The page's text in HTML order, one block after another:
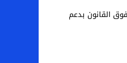
القانون بدعم